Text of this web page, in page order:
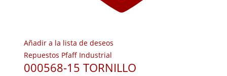
Añadir a la lista de deseos
Repuestos Pfaff Industrial
000568-15 TORNILLO